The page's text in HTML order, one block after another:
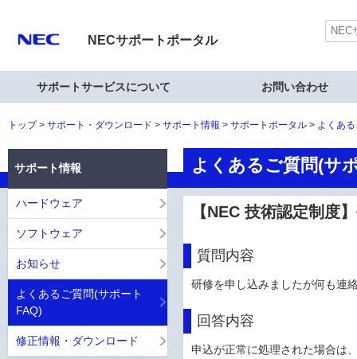
NECサポートポータル
サポートサービスについて お問い合わせ
トップ サポート・ダウンロード サポート情報 サポートポータル よくあ
よくあるご質問(サ
【NEC 技術認定制度
質問内容
研修を申し込みましたが何も連
回答内容
申込が正常に処理された場合は
サポート情報
ハードウェア
ソフトウェア
お知らせ
よくあるご質問(サポート
FAQ)
修正情報・ダウンロード